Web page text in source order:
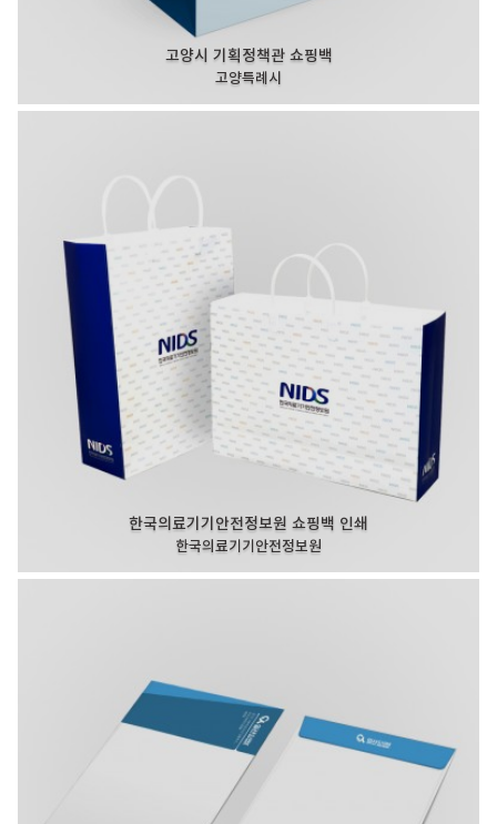
고양시 기획정책관 쇼핑백
고양특례시
한국의료기기안전정보원 쇼핑백 인쇄
한국의료기기안전정보원